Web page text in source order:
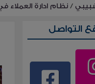
/نظام ادارة العملاء
التواصل